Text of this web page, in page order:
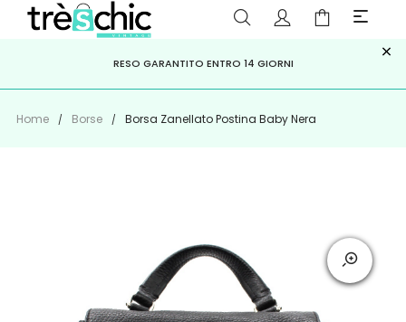
PAGA A RATE CONKLARNA,HEYLIGHT, APPAGO
ISCRIVITI ALLA NEWSLETTER PER NON PERDERE SCONTI E
OFFERTE IMPERDIBILI!
RESO GARANTITO ENTRO 14 GIORNI ×
Home Borse Borsa Zanellato Postina Baby Nera